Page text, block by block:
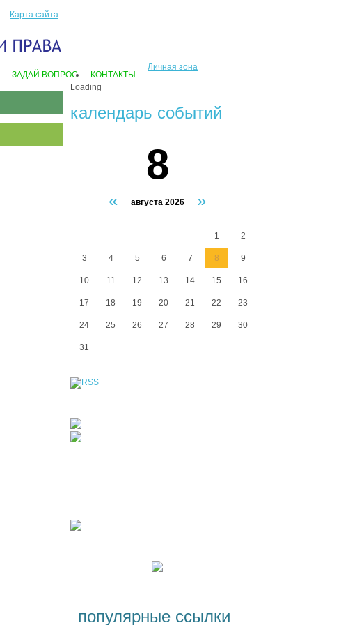
Карта сайта
ЗАДАЙ ВОПРОС КОНТАКТЫ
Личная зона
Loading
календарь событий
«
8
августа 2026 »
1 2
3 4 5 6 7 8 9
10 11 12 13 14 15 16
17 18 19 20 21 22 23
24 25 26 27 28 29 30
31
популярные ссылки